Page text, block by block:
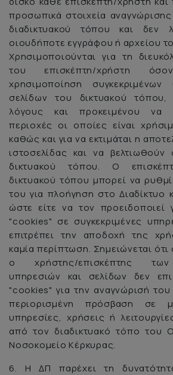
προσωπικά στοιχεία
διαδικτυακού τόπου και δεν
οιουδήποτε εγγράφου ή αρχείου
Χρησιμοποιούνται για τη
του επισκέπτη/χρήστη
χρησιμοποίηση
σελίδων του δικτυακού τόπου,
λόγους και προκειμένου να
περιοχές οι οποίες είναι
καθώς και για να εκτιμάται η
ιστοσελίδας και να βελτιωθούν
δικτυακού τόπου. Ο
δικτυακού τόπου μπορεί να
του για πλοήγηση στο Διαδίκτυο
ώστε είτε να τον προειδοποιεί
"cookies" σε συγκεκριμένες
επιτρέπει την αποδοχή της
καμία περίπτωση. Σημειώνεται
ο χρήστης/επισκέπτης των
υπηρεσιών και σελίδων δεν
"cookies" για την αναγνώρισή του
περιορισμένη πρόσβαση σε
υπηρεσίες, χρήσεις ή
από τον διαδικτυακό τόπο του
Νοσοκομείο Κέρκυρας.
6. Η ΔΠ παρέχει τη